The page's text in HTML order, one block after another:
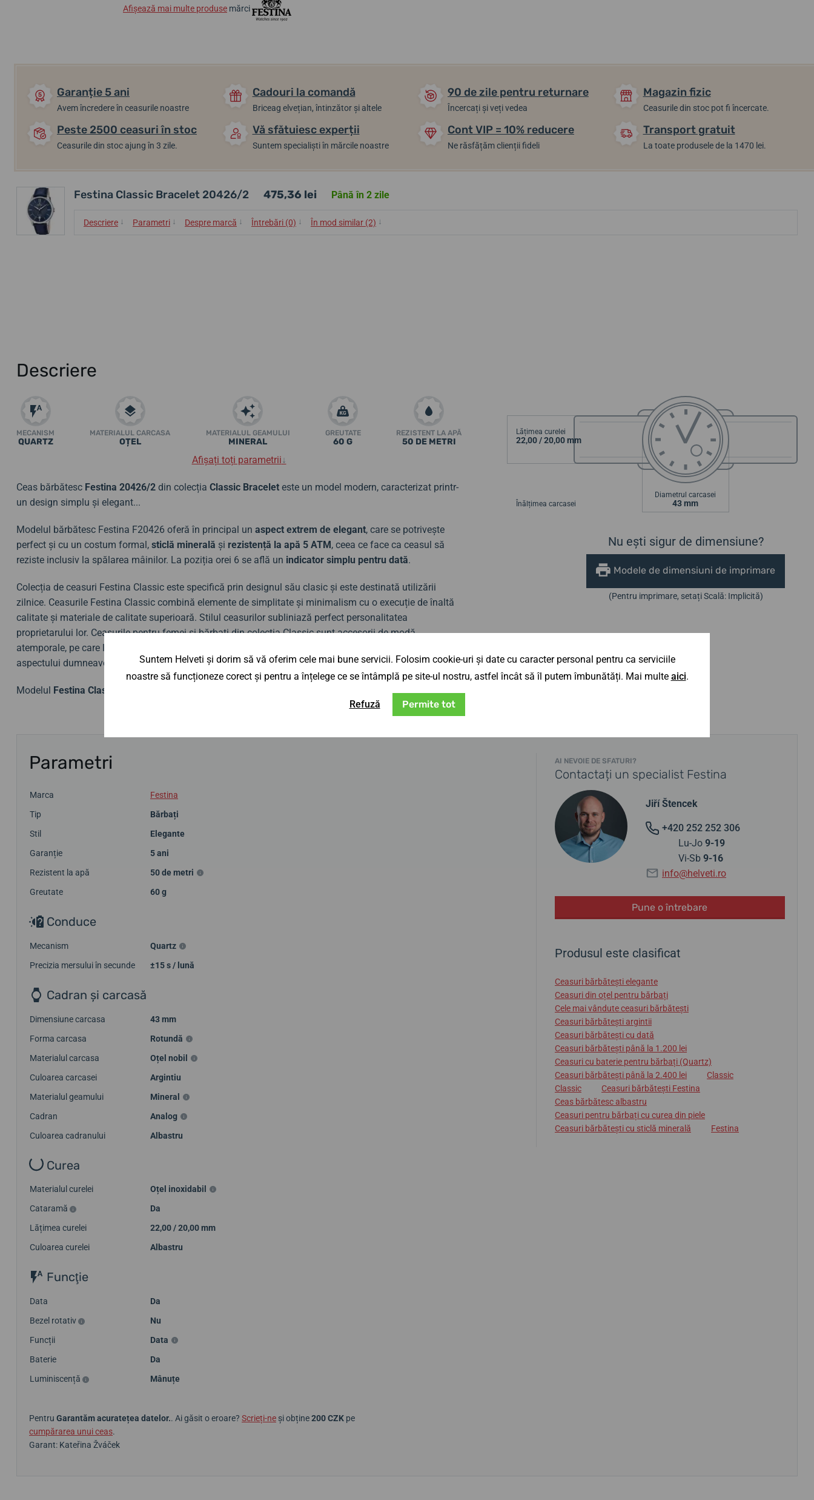
Afișează mai multe produse mărci
Garanție 5 ani
Avem încredere în ceasurile noastre
Cadouri la comandă
Briceag elvețian, întinzător și altele
90 de zile pentru returnare
Încercați și veți vedea
Magazin fizic
Ceasurile din stoc pot fi încercate.
Peste 2500 ceasuri în stoc
Ceasurile din stoc ajung în 3 zile.
Vă sfătuiesc experții
Suntem specialiști în mărcile noastre
Cont VIP = 10% reducere
Ne răsfățăm clienții fideli
Transport gratuit
La toate produsele de la 1470 lei.
Festina Classic Bracelet 20426/2 475,36 lei Până în 2 zile
Descriere ↓ Parametri ↓ Despre marcă ↓ Întrebări (0) ↓ În mod similar (2) ↓
Descriere
MECANISM
QUARTZ
MATERIALUL CARCASA
OȚEL
MATERIALUL GEAMULUI
MINERAL
GREUTATE
60 G
REZISTENT LA APĂ
50 DE METRI
Afișați toți parametrii↓
Ceas bărbătesc Festina 20426/2 din colecția Classic Bracelet este un model modern, caracterizat printr-
un design simplu și elegant...
Modelul bărbătesc Festina F20426 oferă în principal un aspect extrem de elegant, care se potrivește
perfect și cu un costum formal, sticlă minerală și rezistență la apă 5 ATM, ceea ce face ca ceasul să
reziste inclusiv la spălarea mâinilor. La poziția orei 6 se află un indicator simplu pentru dată.
Colecția de ceasuri Festina Classic este specifică prin designul său clasic și este destinată utilizării
zilnice. Ceasurile Festina Classic combină elemente de simplitate și minimalism cu o execuție de înaltă
calitate și materiale de calitate superioară. Stilul ceasurilor subliniază perfect personalitatea
proprietarului lor. Ceasurile pentru femei și bărbați din colecția Classic sunt accesorii de modă
atemporale, pe care le veți purta cu drag timp de zeci de ani și care vor fi mereu piesa de rezistență a
aspectului dumneavoastră.
Modelul Festina Classic Bracelet 20426/2 Festina F20426/2.
Lățimea curelei
22,00 / 20,00 mm
Înălțimea carcasei
Diametrul carcasei
43 mm
Nu ești sigur de dimensiune?
Modele de dimensiuni de imprimare
(Pentru imprimare, setați Scală: Implicită)
Parametri
Marca
Festina
Tip
Bărbați
Stil
Elegante
Garanție
5 ani
Rezistent la apă
50 de metri
Greutate
60 g
Conduce
Mecanism
Quartz
Precizia mersului în secunde
±15 s / lună
Cadran și carcasă
Dimensiune carcasa
43 mm
Forma carcasa
Rotundă
Materialul carcasa
Oțel nobil
Culoarea carcasei
Argintiu
Materialul geamului
Mineral
Cadran
Analog
Culoarea cadranului
Albastru
Curea
Materialul curelei
Oțel inoxidabil
Cataramă
Da
Lățimea curelei
22,00 / 20,00 mm
Culoarea curelei
Albastru
Funcţie
Data
Da
Bezel rotativ
Nu
Funcții
Data
Baterie
Da
Luminiscență
Mânuțe
Pentru Garantăm acuratețea datelor.. Ai găsit o eroare? Scrieți-ne și obține200 CZK pe
cumpărarea unui ceas.
Garant: Kateřina Žváček
AI NEVOIE DE SFATURI?
Contactați un specialist Festina
Jiří Štencek
+420 252 252 306
Lu-Jo 9-19
Vi-Sb 9-16
info@helveti.ro
Pune o întrebare
Produsul este clasificat
Ceasuri bărbătești elegante
Ceasuri din oțel pentru bărbați
Cele mai vândute ceasuri bărbătești
Ceasuri bărbătești argintii
Ceasuri bărbătești cu dată
Ceasuri bărbătești până la 1.200 lei
Ceasuri cu baterie pentru bărbați (Quartz)
Ceasuri bărbătești până la 2.400 lei
Classic
Classic
Ceasuri bărbătești Festina
Ceas bărbătesc albastru
Ceasuri pentru bărbați cu curea din piele
Ceasuri bărbătești cu sticlă minerală
Festina
Suntem Helveti și dorim să vă oferim cele mai bune servicii. Folosim cookie-uri și date cu caracter personal pentru ca serviciile
noastre să funcționeze corect și pentru a înțelege ce se întâmplă pe site-ul nostru, astfel încât să îl putem îmbunătăți. Mai multe aici.
Refuză Permite tot